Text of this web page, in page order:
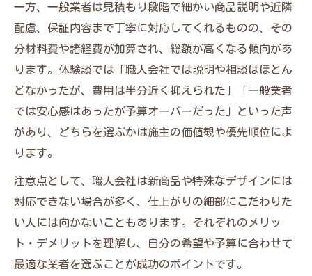
一方、一般業者は見積もり段階で細かい商品説明や近隣
配慮、保証内容まで丁寧に対応してくれるものの、その
分材料費や諸経費が加算され、総額が高くなる傾向があ
ります。体験談では「職人会社では説明や相談はほとん
どなかったが、費用は半分近く抑えられた」「一般業者
では安心感はあったが予算オーバーだった」といった声
があり、どちらを選ぶかは施主の価値観や優先順位によ
ります。
注意点として、職人会社は新商品や特殊なデザインには
対応できない場合が多く、仕上がりの細部にこだわりた
い人には向かないこともあります。それぞれのメリッ
ト・デメリットを理解し、自分の希望や予算に合わせて
最適な業者を選ぶことが成功のポイントです。